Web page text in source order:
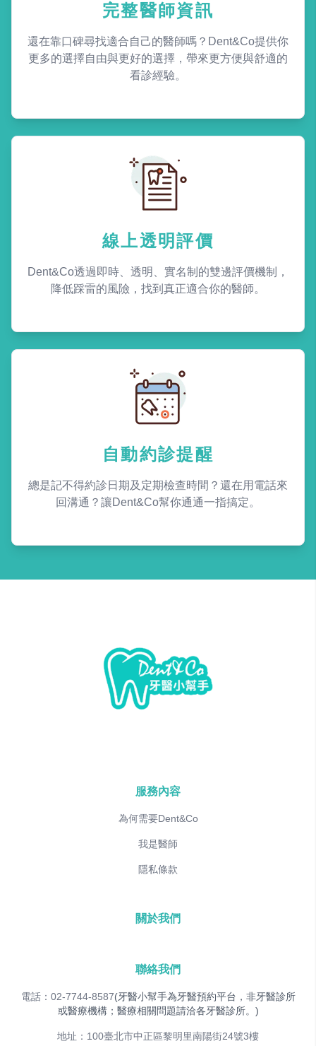
完整醫師資訊
還在靠口碑尋找適合自己的醫師嗎？Dent&Co提供你
更多的選擇自由與更好的選擇，帶來更方便與舒適的
看診經驗。
線上透明評價
Dent&Co透過即時、透明、實名制的雙邊評價機制，
降低踩雷的風險，找到真正適合你的醫師。
自動約診提醒
總是記不得約診日期及定期檢查時間？還在用電話來
回溝通？讓Dent&Co幫你通通一指搞定。
服務內容
為何需要Dent&Co
我是醫師
隱私條款
關於我們
聯絡我們
電話：02-7744-8587(牙醫小幫手為牙醫預約平台，非牙醫診所
或醫療機構；醫療相關問題請洽各牙醫診所。)
地址：100臺北市中正區黎明里南陽街24號3樓